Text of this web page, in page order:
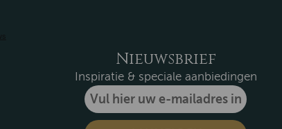
Nieuwsbrief
Inspiratie & speciale aanbiedingen